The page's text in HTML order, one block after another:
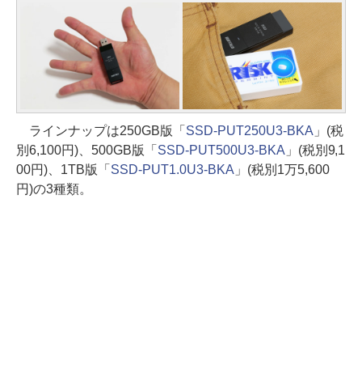
ラインナップは250GB版「 SSD-PUT250U3-BKA 」(税
別6,100円)、500GB版「 SSD-PUT500U3-BKA 」(税別9,1
00円)、1TB版「 SSD-PUT1.0U3-BKA 」(税別1万5,600
円)の3種類。